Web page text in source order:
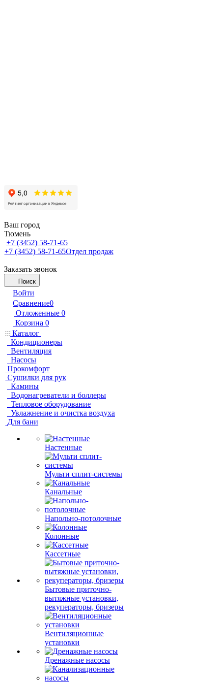
Ваш город
Тюмень
+7 (3452) 58-71-65
+7 (3452) 58-71-65Отдел продаж
Заказать звонок
Поиск
Войти
Сравнение0
Отложенные 0
Корзина 0
Каталог
Кондиционеры
Вентиляция
Насосы
Прокомфорт
Сушилки для рук
Камины
Водонагреватели и боллеры
Тепловое оборудование
Увлажнение и очистка воздуха
Для бани
Настенные
Мульти сплит-системы
Канальные
Напольно-потолочные
Колонные
Кассетные
Бытовые приточно-
вытяжные установки,
рекуператоры, бризеры
Вентиляционные
установки
Дренажные насосы